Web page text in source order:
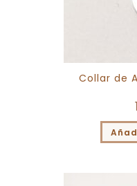
Collar de